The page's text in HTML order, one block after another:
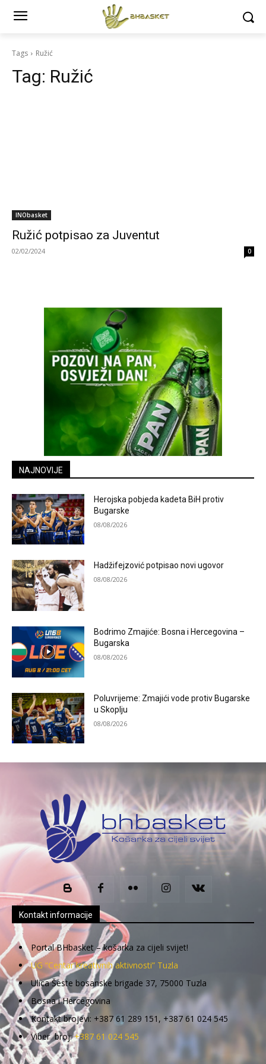
Tags Ružić
Tag: Ružić
INObasket
Ružić potpisao za Juventut
02/02/2024 0
NAJNOVIJE
Herojska pobjeda kadeta BiH protiv
Bugarske
08/08/2026
Hadžifejzović potpisao novi ugovor
08/08/2026
Bodrimo Zmajiće: Bosna i Hercegovina –
Bugarska
08/08/2026
Poluvrijeme: Zmajići vode protiv Bugarske
u Skoplju
08/08/2026
Kontakt informacije
Portal BHbasket – košarka za cijeli svijet!
UG “Centar kreativnih aktivnosti” Tuzla
Ulica Šeste bosanske brigade 37, 75000 Tuzla
Bosna i Hercegovina
Kontakt brojevi: +387 61 289 151, +387 61 024 545
Viber broj:+387 61 024 545